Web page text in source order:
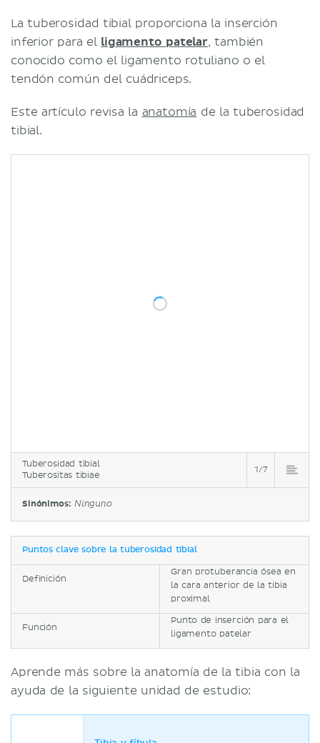
Tuberosidad tibial
Tuberositas tibiae
1/7
Sinónimos: Ninguno
La tuberosidad tibial proporciona la inserción
inferior para el ligamento patelar, también
conocido como el ligamento rotuliano o el
tendón común del cuádriceps.
Este artículo revisa la anatomía de la tuberosidad
tibial.
Puntos clave sobre la tuberosidad tibial
Definición
Gran protuberancia ósea en
la cara anterior de la tibia
proximal
Función
Punto de inserción para el
ligamento patelar
Aprende más sobre la anatomía de la tibia con la
ayuda de la siguiente unidad de estudio: